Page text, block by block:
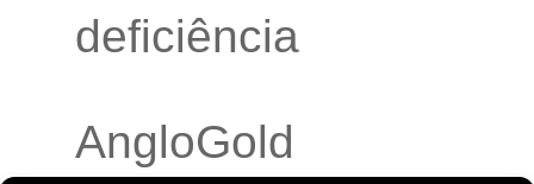
deficiência
AngloGold